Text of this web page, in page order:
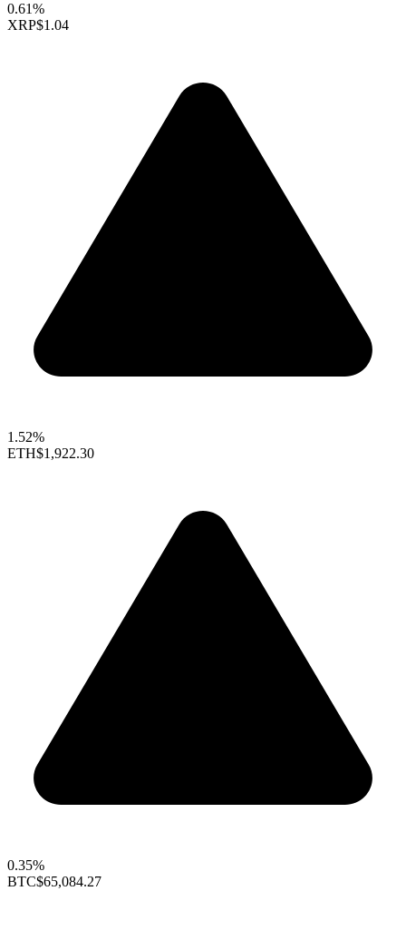
0.61%
XRP$1.04
1.52%
ETH$1,922.30
0.35%
BTC$65,084.27